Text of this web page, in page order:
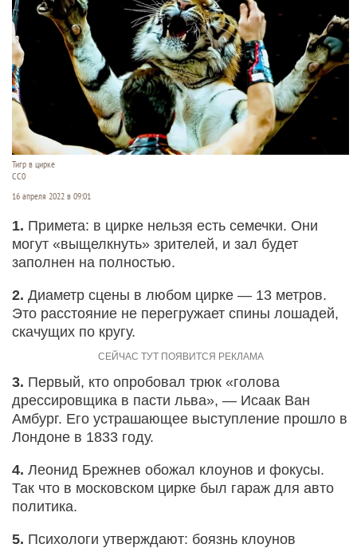
Тигр в цирке
СС0
16 апреля 2022 в 09:01
1. Примета: в цирке нельзя есть семечки. Они
могут «выщелкнуть» зрителей, и зал будет
заполнен на полностью.
2. Диаметр сцены в любом цирке — 13 метров.
Это расстояние не перегружает спины лошадей,
скачущих по кругу.
3. Первый, кто опробовал трюк «голова
дрессировщика в пасти льва», — Исаак Ван
Амбург. Его устрашающее выступление прошло в
Лондоне в 1833 году.
4. Леонид Брежнев обожал клоунов и фокусы.
Так что в московском цирке был гараж для авто
политика.
5. Психологи утверждают: боязнь клоунов